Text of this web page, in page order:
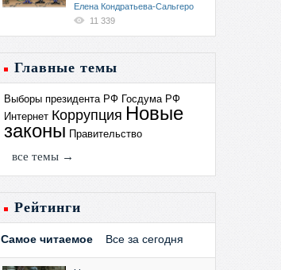
Елена Кондратьева-Сальгеро
11 339
Главные темы
Выборы президента РФ Госдума РФ
Интернет Коррупция Новые
законы Правительство
все темы →
Рейтинги
Самое читаемое Все за сегодня